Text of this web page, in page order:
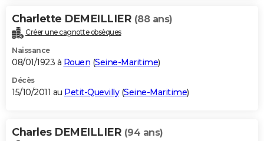
Charlette DEMEILLIER (88 ans)
Créer une cagnotte obsèques
Naissance
08/01/1923 à Rouen (Seine-Maritime)
Décès
15/10/2011 au Petit-Quevilly(Seine-Maritime)
Charles DEMEILLIER (94 ans)